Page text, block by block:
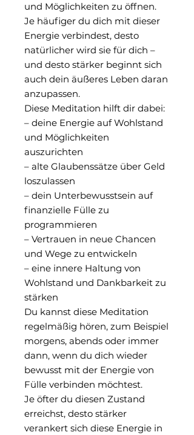
und Möglichkeiten zu öffnen.
Je häufiger du dich mit dieser
Energie verbindest, desto
natürlicher wird sie für dich –
und desto stärker beginnt sich
auch dein äußeres Leben daran
anzupassen.
Diese Meditation hilft dir dabei:
– deine Energie auf Wohlstand
und Möglichkeiten
auszurichten
– alte Glaubenssätze über Geld
loszulassen
– dein Unterbewusstsein auf
finanzielle Fülle zu
programmieren
– Vertrauen in neue Chancen
und Wege zu entwickeln
– eine innere Haltung von
Wohlstand und Dankbarkeit zu
stärken
Du kannst diese Meditation
regelmäßig hören, zum Beispiel
morgens, abends oder immer
dann, wenn du dich wieder
bewusst mit der Energie von
Fülle verbinden möchtest.
Je öfter du diesen Zustand
erreichst, desto stärker
verankert sich diese Energie in